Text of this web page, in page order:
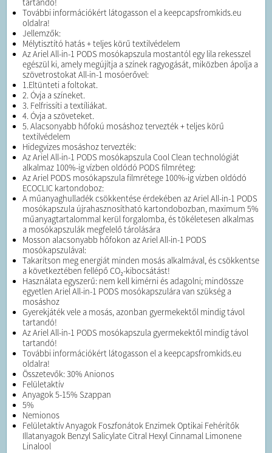
tartandó!
További információkért látogasson el a keepcapsfromkids.eu
oldalra!
Jellemzők:
Mélytisztító hatás + teljes körű textilvédelem
Az Ariel All-in-1 PODS mosókapszula mostantól egy lila rekesszel
egészül ki, amely megújítja a színek ragyogását, miközben ápolja a
szövetrostokat All-in-1 mosóerővel:
1.Eltünteti a foltokat.
2. Óvja a színeket.
3. Felfrissíti a textíliákat.
4. Óvja a szöveteket.
5. Alacsonyabb hőfokú mosáshoz tervezték + teljes körű
textilvédelem
Hidegvizes mosáshoz tervezték:
Az Ariel All-in-1 PODS mosókapszula Cool Clean technológiát
alkalmaz 100%-ig vízben oldódó PODS filmréteg:
Az Ariel PODS mosókapszula filmrétege 100%-ig vízben oldódó
ECOCLIC kartondoboz:
A műanyaghulladék csökkentése érdekében az Ariel All-in-1 PODS
mosókapszula újrahasznosítható kartondobozban, maximum 5%
műanyagtartalommal kerül forgalomba, és tökéletesen alkalmas
a mosókapszulák megfelelő tárolására
Mosson alacsonyabb hőfokon az Ariel All-in-1 PODS
mosókapszulával:
Takarítson meg energiát minden mosás alkalmával, és csökkentse
a következtében fellépő CO₂-kibocsátást!
Használata egyszerű: nem kell kimérni és adagolni; mindössze
egyetlen Ariel All-in-1 PODS mosókapszulára van szükség a
mosáshoz
Gyerekjáték vele a mosás, azonban gyermekektől mindig távol
tartandó!
Az Ariel All-in-1 PODS mosókapszula gyermekektől mindig távol
tartandó!
További információkért látogasson el a keepcapsfromkids.eu
oldalra!
Összetevők: 30% Anionos
Felületaktív
Anyagok 5-15% Szappan
5%
Nemionos
Felületaktív Anyagok Foszfonátok Enzimek Optikai Fehérítők
Illatanyagok Benzyl Salicylate Citral Hexyl Cinnamal Limonene
Linalool